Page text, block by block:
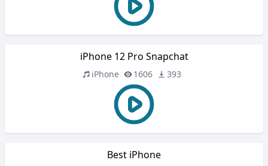
iPhone 12 Pro Snapchat
iPhone 1606 393
Best iPhone